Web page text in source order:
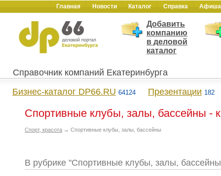
Главная Новости Каталог Справка Афиша
Добавить
компанию
в деловой
каталог
Справочник компаний Екатеринбурга
Бизнес-каталог DP66.RU 64124 Презентации 182
Спортивные клубы, залы, бассейны -
Спорт, красота → Спортивные клубы, залы, бассейны
В рубрике "Спортивные клубы, залы,